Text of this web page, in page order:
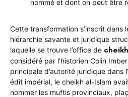
nommé et dont on peut être
Cette transformation s’inscrit dans
hiérarchie savante et juridique
laquelle se trouve l’office de
considéré par l’historien Colin
principale d’autorité juridique dans
édit impérial, le cheikh al-Islam
nommer les muftis provinciaux,